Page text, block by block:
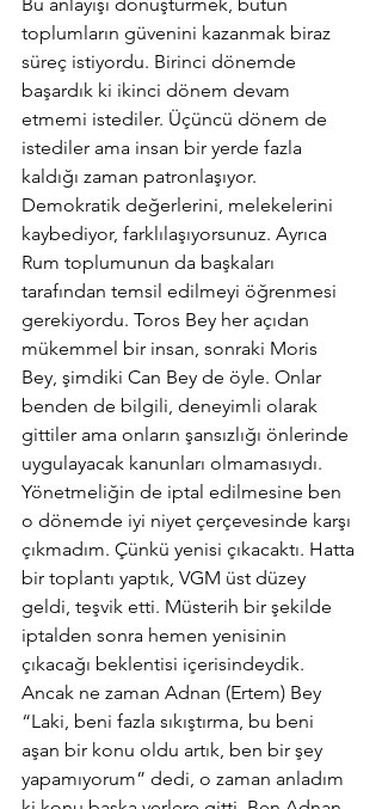
toplumların güvenini kazanmak biraz
süreç istiyordu. Birinci dönemde
başardık ki ikinci dönem devam
etmemi istediler. Üçüncü dönem de
istediler ama insan bir yerde fazla
kaldığı zaman patronlaşıyor.
Demokratik değerlerini, melekelerini
kaybediyor, farklılaşıyorsunuz. Ayrıca
Rum toplumunun da başkaları
tarafından temsil edilmeyi öğrenmesi
gerekiyordu. Toros Bey her açıdan
mükemmel bir insan, sonraki Moris
Bey, şimdiki Can Bey de öyle. Onlar
benden de bilgili, deneyimli olarak
gittiler ama onların şansızlığı önlerinde
uygulayacak kanunları olmamasıydı.
Yönetmeliğin de iptal edilmesine ben
o dönemde iyi niyet çerçevesinde karşı
çıkmadım. Çünkü yenisi çıkacaktı. Hatta
bir toplantı yaptık, VGM üst düzey
geldi, teşvik etti. Müsterih bir şekilde
iptalden sonra hemen yenisinin
çıkacağı beklentisi içerisindeydik.
Ancak ne zaman Adnan (Ertem) Bey
“Laki, beni fazla sıkıştırma, bu beni
aşan bir konu oldu artık, ben bir şey
yapamıyorum” dedi, o zaman anladım